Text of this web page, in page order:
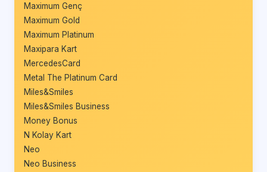
Maximum Genç
Maximum Gold
Maximum Platinum
Maxipara Kart
MercedesCard
Metal The Platinum Card
Miles&Smiles
Miles&Smiles Business
Money Bonus
N Kolay Kart
Neo
Neo Business